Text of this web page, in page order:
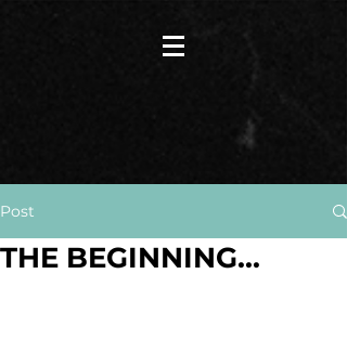
Post
THE BEGINNING...